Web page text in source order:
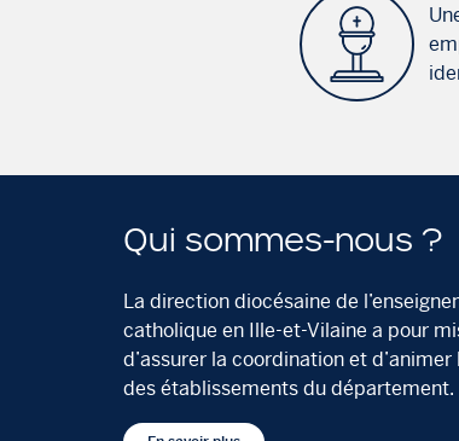
Qui sommes-nous ?
La direction diocésaine de
catholique en Ille-et-Vilaine a pour
d’assurer la coordination et d’animer
des établissements du département.